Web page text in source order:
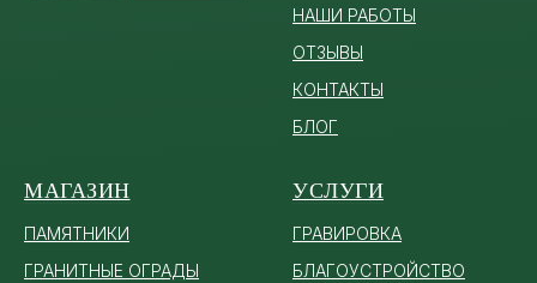
НАШИ РАБОТЫ
ОТЗЫВЫ
КОНТАКТЫ
БЛОГ
МАГАЗИН
ПАМЯТНИКИ
ГРАНИТНЫЕ ОГРАДЫ
УСЛУГИ
ГРАВИРОВКА
БЛАГОУСТРОЙСТВО